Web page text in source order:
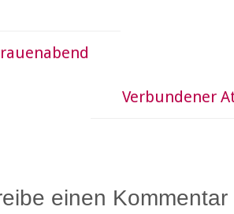
Verbundener
einen Kommentar